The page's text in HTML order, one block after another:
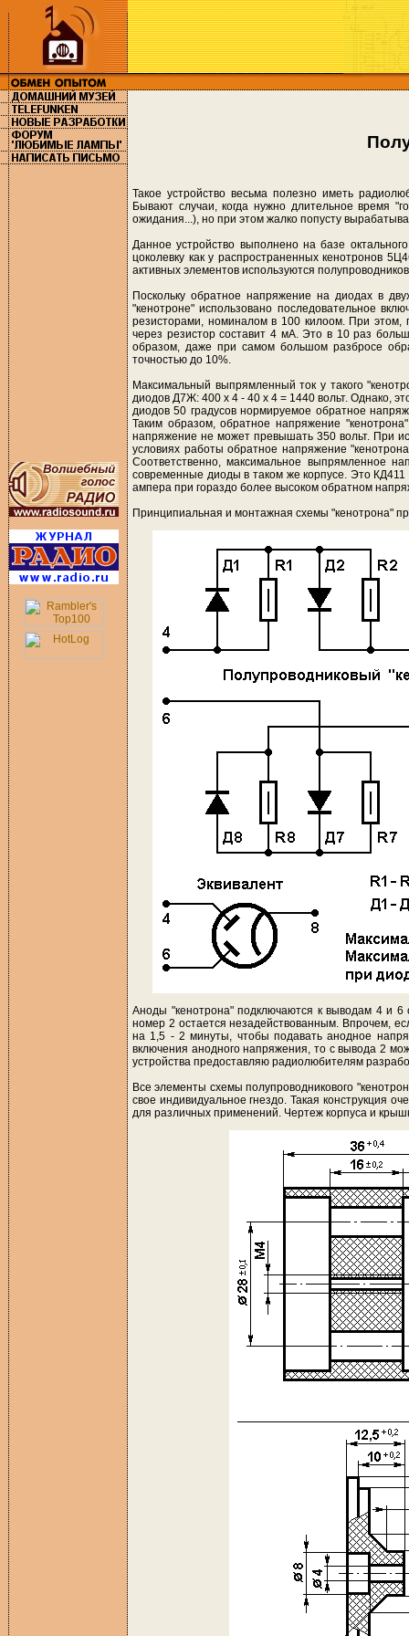
Такое устройство весьма полезно иметь
Бывают случаи, когда нужно длительное время
ожидания...), но при этом жалко попусту
Данное устройство выполнено на базе
цоколевку как у распространенных кенотронов
активных элементов используются
Поскольку обратное напряжение на диодах в
"кенотроне" использовано последовательное
резисторами, номиналом в 100 килоом. При
через резистор составит 4 мА. Это в 10 раз
образом, даже при самом большом разбросе
точностью до 10%.
Максимальный выпрямленный ток у такого
диодов Д7Ж: 400 х 4 - 40 х 4 = 1440 вольт. Однако,
диодов 50 градусов нормируемое обратное
Таким образом, обратное напряжение
напряжение не может превышать 350 вольт. При
условиях работы обратное напряжение
Соответственно, максимальное выпрямленное
современные диоды в таком же корпусе. Это
ампера при гораздо более высоком обратном
Принципиальная и монтажная схемы "кенотрона"
Аноды "кенотрона" подключаются к выводам 4 и
номер 2 остается незадействованным. Впрочем,
на 1,5 - 2 минуты, чтобы подавать анодное
включения анодного напряжения, то с вывода 2
устройства предоставляю радиолюбителям
Все элементы схемы полупроводникового
свое индивидуальное гнездо. Такая конструкция
для различных применений. Чертеж корпуса и